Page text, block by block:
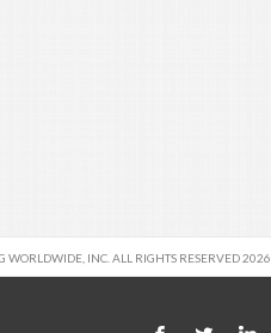
WORLDWIDE, INC. ALL RIGHTS RESERVED 2026